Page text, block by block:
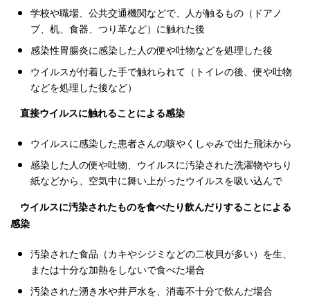
学校や職場、公共交通機関などで、人が触るもの（ドアノ
ブ、机、食器、つり革など）に触れた後
感染性胃腸炎に感染した人の便や吐物などを処理した後
ウイルスが付着した手で触れられて（トイレの後、便や吐物
などを処理した後など）
直接ウイルスに触れることによる感染
ウイルスに感染した患者さんの咳やくしゃみで出た飛沫から
感染した人の便や吐物、ウイルスに汚染された洗濯物やちり
紙などから、空気中に舞い上がったウイルスを吸い込んで
ウイルスに汚染されたものを食べたり飲んだりすることによる
感染
汚染された食品（カキやシジミなどの二枚貝が多い）を生、
または十分な加熱をしないで食べた場合
汚染された湧き水や井戸水を、消毒不十分で飲んだ場合